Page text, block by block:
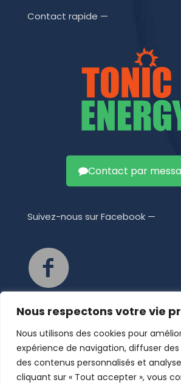
Nous respectons votre vie
Nous utilisons des cookies pour
expérience de navigation, diffuser
des contenus personnalisés et
cliquant sur « Tout accepter », vous
Contact rapide —
Contact par
Suivez-nous sur Facebook —
Retrouvez-nous aussi sur Facebook,
l'actualité de Tonic Energy. Rejoignez
communauté sur Facebook pour
dernières innovations, suivre nos
obtenir des conseils exclusifs sur
manquez aucune actualité et